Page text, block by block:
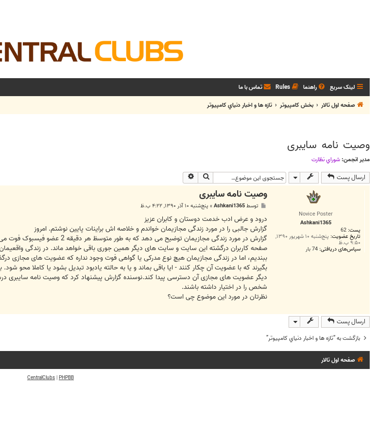
لینک سریع راهنما Rules تماس با ما
صفحه اول تالار
بخش كامپيوتر تازه ها و اخبار دنياي کامپيوتر
وصیت نامه سایبری
مدیر انجمن: شوراي نظارت
ارسال پست جستجو
Novice Poster
Ashkani1365
پست: 62
تاریخ عضویت: پنج‌شنبه ۱۰ شهریور ۱۳۹۰,
۹:۵۰ ب.ظ
سپاس‌های دریافتی: 74 بار
وصیت نامه سایبری
ت
توسطAshkani1365
» پنج‌شنبه ۱۰ آذر ۱۳۹۰, ۴:۲۲ ب.ظ
درود و عرض ادب خدمت دوستان و کابران عزیز
گزارش جالبی را در مورد زندگی مجازیمان خواندم و خلاصه اش براینات پایین نوشتم. امروز
صفحه کاربران درگشته این سایت و سایت های دیگر همین جوری باقی خواهد ماند. در زندگی
ببندیم، اما در زندگی مجازیمان هیچ نوع مدرکی یا گواهی فوت وجود نداره که عضویت های مجازی
بگیرند که با عضویت آن چکار کنند - ایا باقی بماند و یا به حالته یادبود تبدیل بشود یا کاملا محو
دیگر عضویت های مجازی آن دسترسی پیدا کند.نوسنده گزارش پیشنهاد کرد که وصیت نامه سایبری
شخص را در اختیار داشته باشند.
نظرتان در مورد این موضوع چی است؟
ارسال پست
بازگشت به “تازه ها و اخبار دنياي کامپيوتر”
صفحه اول تالار
PHPBB
|
CentralClubs